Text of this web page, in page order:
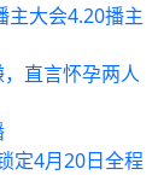
主大会4.20播主
直言怀孕两人
定4月20日全程